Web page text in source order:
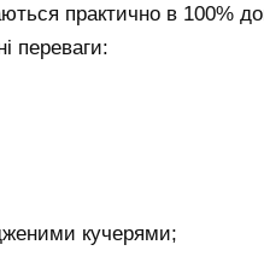
практично в 100%
переваги:
кучерями;